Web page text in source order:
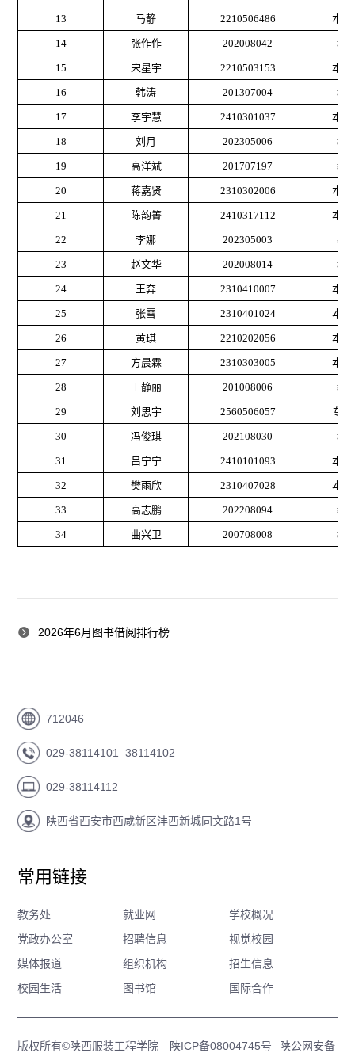
13 马静 2210506486 本科
14 张作作 202008042 教
15 宋星宇 2210503153 本科
16 韩涛 201307004 教
17 李宇慧 2410301037 本科
18 刘月 202305006 教
19 高洋斌 201707197 教
20 蒋嘉贤 2310302006 本科
21 陈韵箐 2410317112 本科
22 李娜 202305003 教
23 赵文华 202008014 教
24 王奔 2310410007 本科
25 张雪 2310401024 本科
26 黄琪 2210202056 本科
27 方晨霖 2310303005 本科
28 王静丽 201008006 教
29 刘思宇 2560506057 专升
30 冯俊琪 202108030 教
31 吕宁宁 2410101093 本科
32 樊雨欣 2310407028 本科
33 高志鹏 202208094 教
34 曲兴卫 200708008 教
2026年6月图书借阅排行榜
712046
029-38114101 38114102
029-38114112
陕西省西安市西咸新区沣西新城同文路1号
常用链接
教务处 就业网
学校概况
党政办公室
招聘信息
视觉校园
媒体报道
组织机构
招生信息
校园生活
图书馆 国际合作
版权所有©陕西服装工程学院 陕ICP备08004745号
陕公网安备